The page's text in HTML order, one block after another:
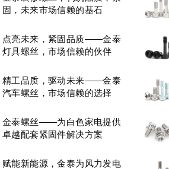
固，未来市场信赖的基石
点亮未来，紧固品质——金泰
灯具螺丝，市场信赖的伙伴
精工品质，驱动未来——金泰
汽车螺丝，市场信赖的选择
金泰螺丝——为白色家电提供
卓越配套紧固件解决方案
赋能新能源，金泰为风力发电